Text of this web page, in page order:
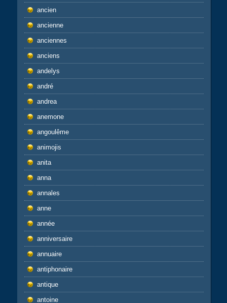
ancien
ancienne
anciennes
anciens
andelys
andré
andrea
anemone
angoulême
animojis
anita
anna
annales
anne
année
anniversaire
annuaire
antiphonaire
antique
antoine